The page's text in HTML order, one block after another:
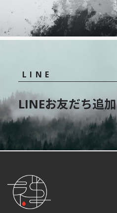
LINE
LINEお友だち追加